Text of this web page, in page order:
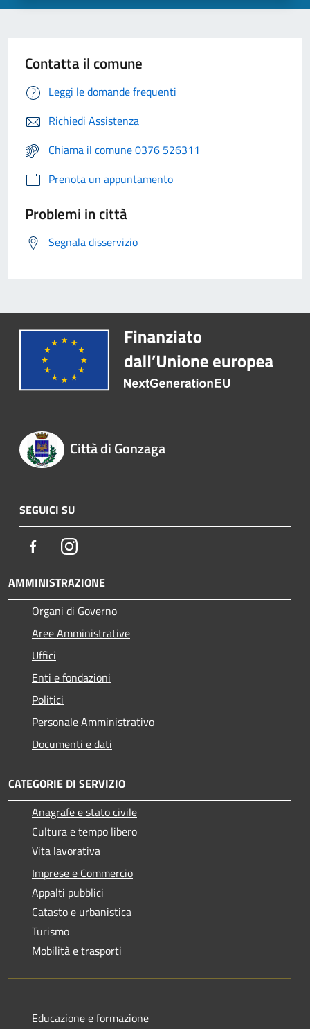
Contatta il comune
Leggi le domande frequenti
Richiedi Assistenza
Chiama il comune 0376 526311
Prenota un appuntamento
Problemi in città
Segnala disservizio
Città di Gonzaga
SEGUICI SU
FacebookInstagram
AMMINISTRAZIONE
Organi di Governo
Aree Amministrative
Uffici
Enti e fondazioni
Politici
Personale Amministrativo
Documenti e dati
CATEGORIE DI SERVIZIO
Anagrafe e stato civile
Cultura e tempo libero
Vita lavorativa
Imprese e Commercio
Appalti pubblici
Catasto e urbanistica
Turismo
Mobilità e trasporti
Educazione e formazione